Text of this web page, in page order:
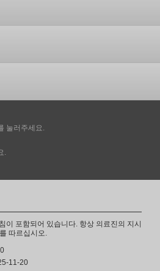
눌러주세요.
.
이 포함되어 있습니다. 항상 의료진의 지시
를 따르십시오.
11-20